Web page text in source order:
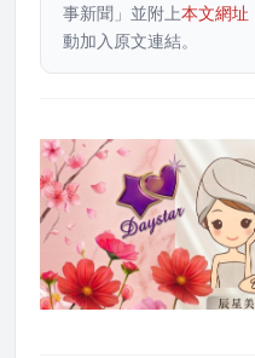
事新聞」並附上本文網址
動加入原文連結。